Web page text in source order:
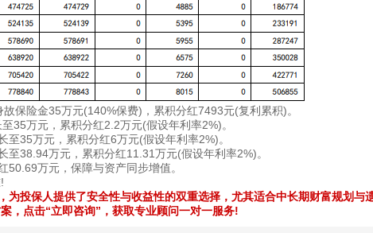
保险金35万元(140%保费)，累积分红7493元(复利累积)。
35万元，累积分红2.2万元(假设年利率2%)。
35万元，累积分红6万元(假设年利率2%)。
38.94万元，累积分红11.31万元(假设年利率2%)。
万元，保障与资产同步增值。
为投保人提供了安全性与收益性的双重选择，尤其适合中长期财富规划与
，​​点击“立即咨询”​​，获取专业顾问一对一服务!